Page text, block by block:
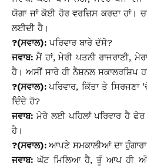
ਯੋਗਾ ਜਾਂ ਕੋਈ ਹੋਰ ਵਰਜ਼ਿਸ ਕਰਦਾ ਹਾਂ।
ਲਈਦੀ ਹੈ।
?(ਸਵਾਲ): ਪਰਿਵਾਰ ਬਾਰੇ ਦੱਸੋ?
ਜਵਾਬ: ਮੈਂ ਹਾਂ, ਮੇਰੀ ਪਤਨੀ ਰਾਜਰਾਣੀ,
ਹੈ। ਅਸੀਂ ਸਾਰੇ ਹੀ ਨੈਸ਼ਨਲ ਸਕਾਲਰਸ਼ਿਪ
?(ਸਵਾਲ):ਪਰਿਵਾਰ, ਕਿੱਤਾ ਤੇ ਸਿਰਜਣਾ
ਦਿੰਦੇ ਹੋ?
ਜਵਾਬ: ਮੇਰੇ ਲਈ ਪਹਿਲਾਂ ਪਰਿਵਾਰ ਹੈ ਫੇਰ
ਹੈ।
?(ਸਵਾਲ): ਆਪਣੇ ਸਮਕਾਲੀਆਂ ਦਾ ਹੁੰਗਾਰਾ
ਜਵਾਬ: ਘੱਟ ਮਿਲਿਆ ਹੈ, ਤੂੰ ਆਪ ਹੀ